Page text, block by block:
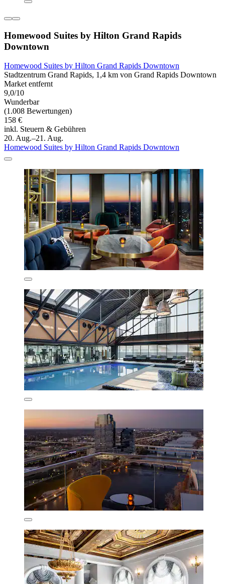
Homewood Suites by Hilton Grand Rapids
Downtown
Homewood Suites by Hilton Grand Rapids Downtown
Stadtzentrum Grand Rapids, 1,4 km von Grand Rapids Downtown
Market entfernt
9,0/10
Wunderbar
(1.008 Bewertungen)
158 €
inkl. Steuern & Gebühren
20. Aug.–21. Aug.
Homewood Suites by Hilton Grand Rapids Downtown